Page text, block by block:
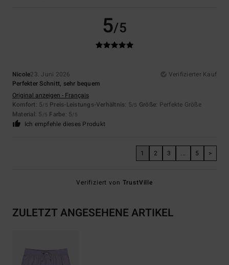
5/5
Nicole23. Juni 2026
Verifizierter Kauf
Perfekter Schnitt, sehr bequem
Original anzeigen - Français
Komfort: 5/5 Preis-Leistungs-Verhältnis: 5/5 Größe: Perfekte Größe
Material: 5 /5 Farbe: 5/5
Ich empfehle dieses Produkt
1 2 3 ... 5 >
Verifiziert von TrustVille
ZULETZT ANGESEHENE ARTIKEL